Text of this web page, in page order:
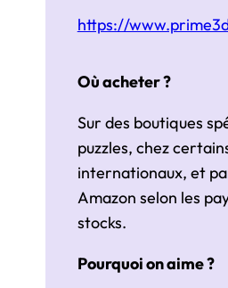
https://
Où acheter ?
Sur des boutiques
puzzles, chez
internationaux, et
Amazon selon les
stocks.
Pourquoi on aime ?